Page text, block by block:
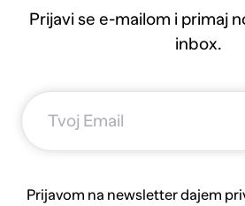
Prijavi se e-mailom i primaj
inbox.
Prijavom na newsletter dajem